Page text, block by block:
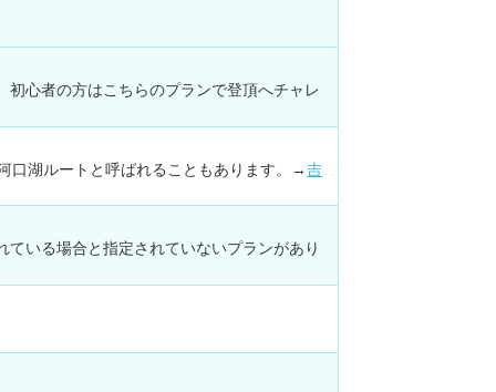
心者の方はこちらのプランで登頂へチャレ
口湖ルートと呼ばれることもあります。→吉
いる場合と指定されていないプランがあり